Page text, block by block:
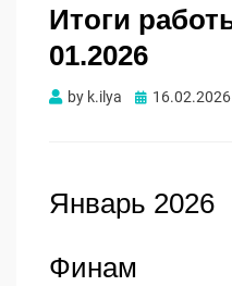
Итоги
01.2026
by k.ilya Опубликовано
16.02.2026
Январь 2026
Финам